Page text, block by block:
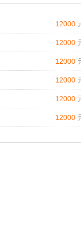
12000
12000
12000
12000
12000
12000